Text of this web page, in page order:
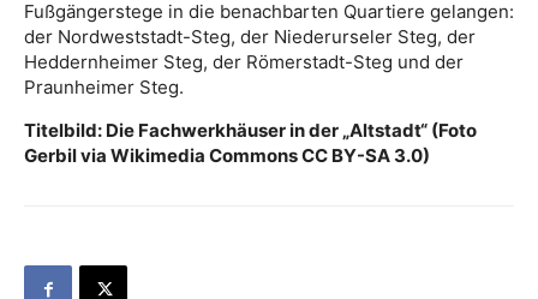
Fußgängerstege in die benachbarten Quartiere gelangen:
der Nordweststadt-Steg, der Niederurseler Steg, der
Heddernheimer Steg, der Römerstadt-Steg und der
Praunheimer Steg.
Titelbild: Die Fachwerkhäuser in der „Altstadt“ (Foto
Gerbil via Wikimedia Commons CC BY-SA 3.0)